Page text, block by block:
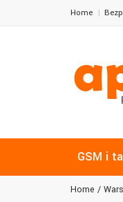
Home
GSM i
Home